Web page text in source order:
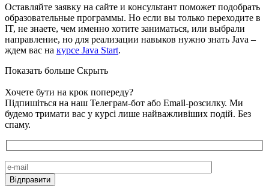
Оставляйте заявку на сайте и консультант поможет подобрать
образовательные программы. Но если вы только переходите в
IT, не знаете, чем именно хотите заниматься, или выбрали
направление, но для реализации навыков нужно знать Java –
ждем вас на курсе Java Start.
Показать больше Скрыть
Хочете бути на крок попереду?
Підпишіться на наш Телеграм-бот або Email-розсилку. Ми
будемо тримати вас у курсі лише найважливіших подій. Без
спаму.